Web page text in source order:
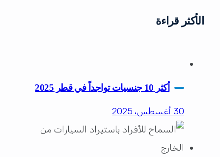
الأكثر قراءة
أكثر 10 جنسيات تواجداً في قطر 2025
30 أغسطس، 2025